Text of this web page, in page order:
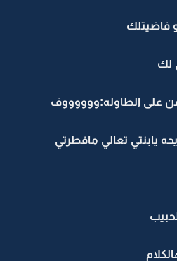
فاضيتلك
لك
على الطاوله:ووووووف
يابنتي تعالي مافطرتي